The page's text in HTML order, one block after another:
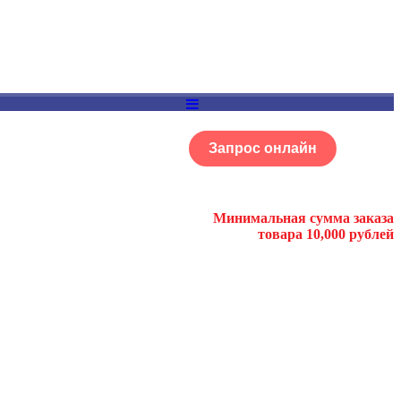
Запрос онлайн
Минимальная сумма заказа
товара 10,000 рублей